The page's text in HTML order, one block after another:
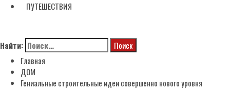
ПУТЕШЕСТВИЯ
Найти:
Главная
ДОМ
Гениальные строительные идеи совершенно нового уровня